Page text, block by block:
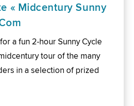
« Midcentury Sunny
a fun 2-hour Sunny Cycle
tour of the many
in a selection of prized